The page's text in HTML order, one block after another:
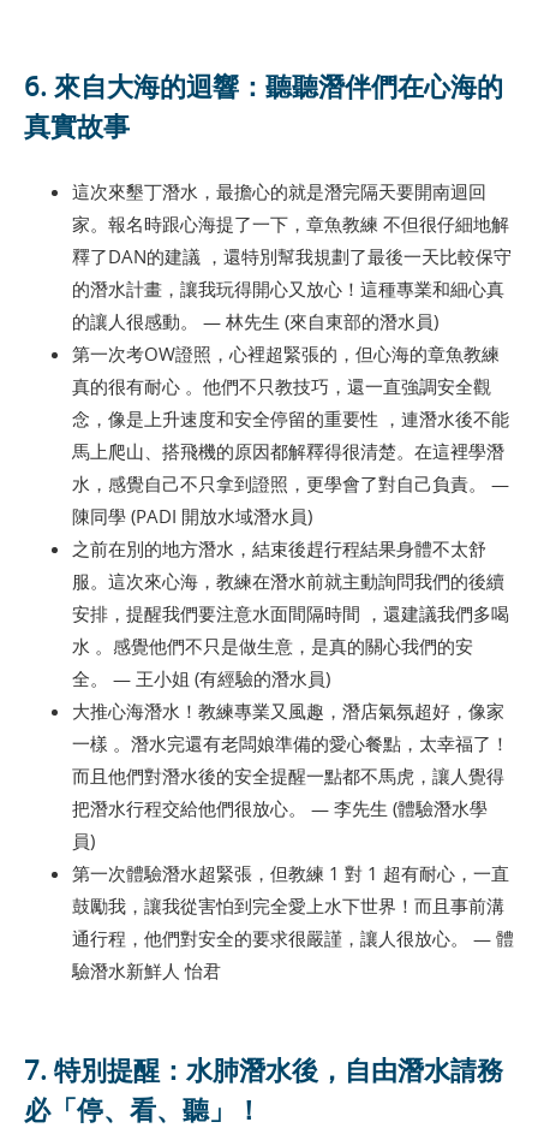
6. 來自大海的迴響：聽聽潛伴們在心海的
真實故事
這次來墾丁潛水，最擔心的就是潛完隔天要開南迴回
家。報名時跟心海提了一下，章魚教練 不但很仔細地解
釋了DAN的建議 ，還特別幫我規劃了最後一天比較保守
的潛水計畫，讓我玩得開心又放心！這種專業和細心真
的讓人很感動。 — 林先生 (來自東部的潛水員)
第一次考OW證照，心裡超緊張的，但心海的章魚教練
真的很有耐心 。他們不只教技巧，還一直強調安全觀
念，像是上升速度和安全停留的重要性 ，連潛水後不能
馬上爬山、搭飛機的原因都解釋得很清楚。在這裡學潛
水，感覺自己不只拿到證照，更學會了對自己負責。 —
陳同學 (PADI 開放水域潛水員)
之前在別的地方潛水，結束後趕行程結果身體不太舒
服。這次來心海，教練在潛水前就主動詢問我們的後續
安排，提醒我們要注意水面間隔時間 ，還建議我們多喝
水 。感覺他們不只是做生意，是真的關心我們的安
全。 — 王小姐 (有經驗的潛水員)
大推心海潛水！教練專業又風趣，潛店氣氛超好，像家
一樣 。潛水完還有老闆娘準備的愛心餐點，太幸福了！
而且他們對潛水後的安全提醒一點都不馬虎，讓人覺得
把潛水行程交給他們很放心。 — 李先生 (體驗潛水學
員)
第一次體驗潛水超緊張，但教練 1 對 1 超有耐心，一直
鼓勵我，讓我從害怕到完全愛上水下世界！而且事前溝
通行程，他們對安全的要求很嚴謹，讓人很放心。 — 體
驗潛水新鮮人 怡君
7. 特別提醒：水肺潛水後，自由潛水請務
必「停、看、聽」！